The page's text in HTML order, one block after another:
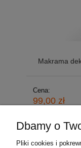
Makrama
Cena:
99,00 zł
Dbamy o
Pliki cookies i